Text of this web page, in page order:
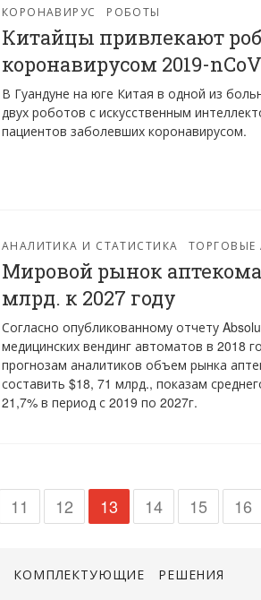
КОРОНАВИРУС РОБОТЫ
Китайцы привлекают
коронавирусом 2019-nCoV
В Гуандуне на юге Китая в одной из
двух роботов с искусственным
пациентов заболевших коронавирусом.
АНАЛИТИКА И СТАТИСТИКА ТОРГОВЫЕ
Мировой рынок
млрд. к 2027 году
Согласно опубликованному отчету
медицинских вендинг автоматов в 2018
прогнозам аналитиков объем рынка
составить $18, 71 млрд., показам
21,7% в период с 2019 по 2027г.
11 12 13 14 15 16
КОМПЛЕКТУЮЩИЕ РЕШЕНИЯ